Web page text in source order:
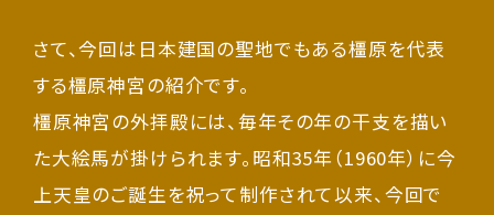
さて、今回は日本建国の聖地でもある橿原を代表
する橿原神宮の紹介です。
橿原神宮の外拝殿には、毎年その年の干支を描い
た大絵馬が掛けられます。昭和35年（1960年）に今
上天皇のご誕生を祝って制作されて以来、今回で